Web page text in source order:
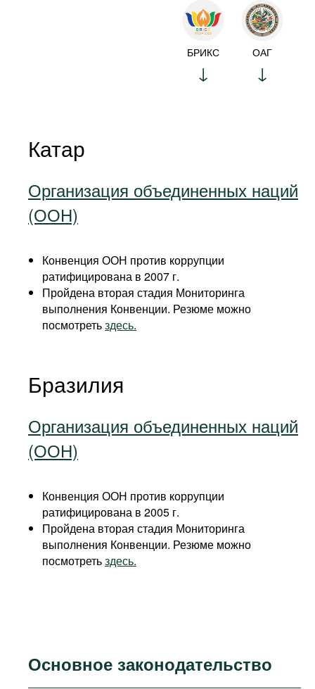
БРИКС ОАГ
Катар
Организация объединенных наций
(ООН)
Конвенция ООН против коррупции
ратифицирована в 2007 г.
Пройдена вторая стадия Мониторинга
выполнения Конвенции. Резюме можно
посмотретьздесь.
Бразилия
Организация объединенных наций
(ООН)
Конвенция ООН против коррупции
ратифицирована в 2005 г.
Пройдена вторая стадия Мониторинга
выполнения Конвенции. Резюме можно
посмотретьздесь.
Основное законодательство